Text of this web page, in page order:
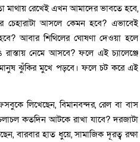
মাথায় রেখেই এখন আমাদের ভাবতে হবে,
চেহারাটা আসলে কেমন হবে? এভাবেই
আবার শিথিলের ঘোষণা দেওয়া হলে
রাস্তায় নেমে আসবে? ফলে এই চ্যালেঞ্জে
ঝুঁকির মুখে পড়বে। ফলে চট করে এই
লিখেছেন, বিমানবন্দর, রেল বা বাস
কতদিন আটকে রাখা যাবে? দরজাটা
বারবার হাত ধুয়ে, সামাজিক দূরত্ব রক্ষা